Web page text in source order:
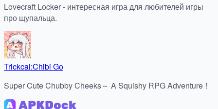
Lovecraft Locker - интересная игра для любителей игры
про щупальца.
Trickcal:Chibi Go
Super Cute Chubby Cheeks～ A Squishy RPG Adventure！